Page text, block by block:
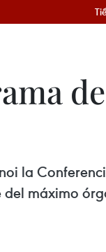
la
máximo